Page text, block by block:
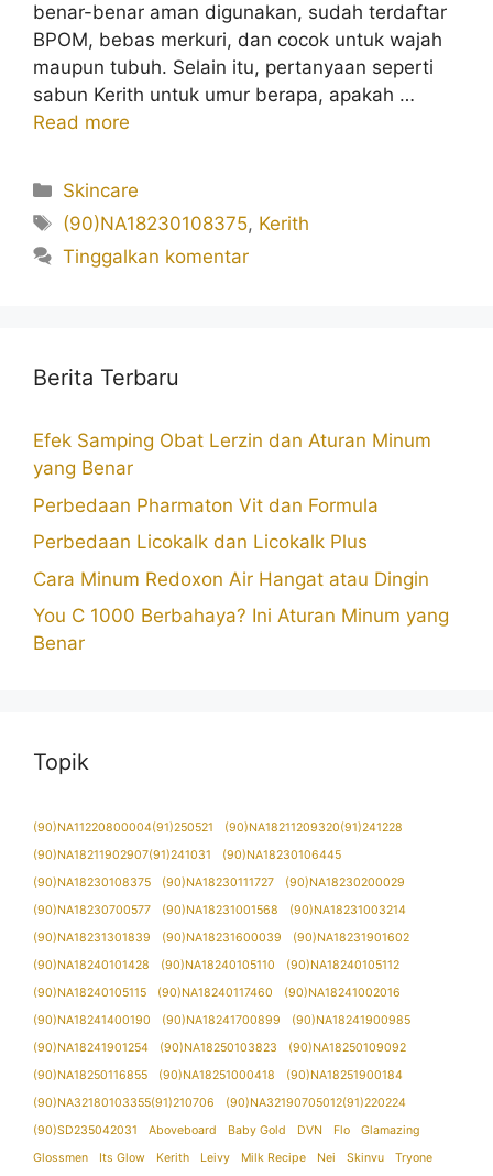
benar-benar aman digunakan, sudah terdaftar
BPOM, bebas merkuri, dan cocok untuk wajah
maupun tubuh. Selain itu, pertanyaan seperti
sabun Kerith untuk umur berapa, apakah …
Read more
Kategori
Skincare
Tag
(90)NA18230108375, Kerith
Tinggalkan komentar
Berita Terbaru
Efek Samping Obat Lerzin dan Aturan Minum
yang Benar
Perbedaan Pharmaton Vit dan Formula
Perbedaan Licokalk dan Licokalk Plus
Cara Minum Redoxon Air Hangat atau Dingin
You C 1000 Berbahaya? Ini Aturan Minum yang
Benar
Topik
(90)NA11220800004(91)250521
(90)NA18211209320(91)241228
(90)NA18211902907(91)241031
(90)NA18230106445
(90)NA18230108375
(90)NA18230111727
(90)NA18230200029
(90)NA18230700577
(90)NA18231001568
(90)NA18231003214
(90)NA18231301839
(90)NA18231600039
(90)NA18231901602
(90)NA18240101428
(90)NA18240105110
(90)NA18240105112
(90)NA18240105115
(90)NA18240117460
(90)NA18241002016
(90)NA18241400190
(90)NA18241700899
(90)NA18241900985
(90)NA18241901254
(90)NA18250103823
(90)NA18250109092
(90)NA18250116855
(90)NA18251000418
(90)NA18251900184
(90)NA32180103355(91)210706
(90)NA32190705012(91)220224
(90)SD235042031
Aboveboard Baby Gold DVN Flo
Glamazing
Glossmen
Its Glow Kerith Leivy Milk Recipe Nei Skinvu Tryone